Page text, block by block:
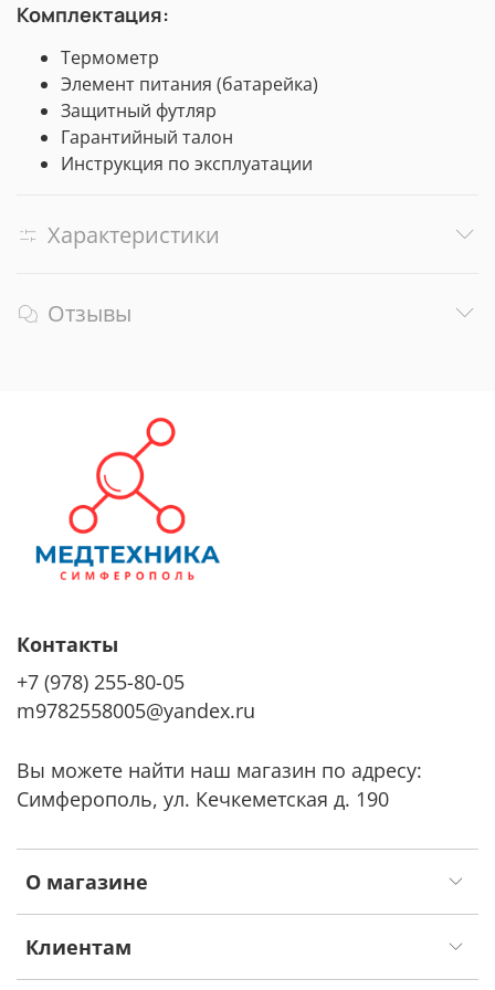
Комплектация:
Термометр
Элемент питания (батарейка)
Защитный футляр
Гарантийный талон
Инструкция по эксплуатации
Характеристики
Отзывы
О магазине
Клиентам
Контакты
+7 (978) 255-80-05
m9782558005@yandex.ru
Вы можете найти наш магазин по адресу:
Симферополь, ул. Кечкеметская д. 190